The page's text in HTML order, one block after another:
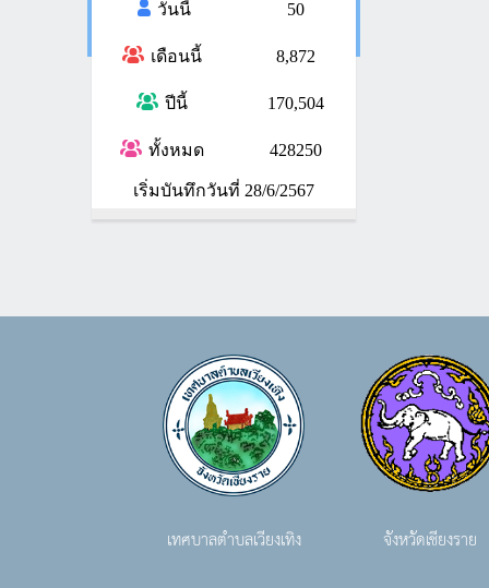
วันนี้ 50
เดือนนี้ 8,872
ปีนี้ 170,504
ทั้งหมด 428250
เริ่มบันทึกวันที่ 28/6/2567
เทศบาลตำบลเวียงเทิง จังหวัดเชียงราย